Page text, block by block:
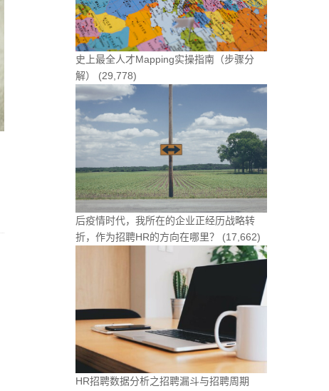
史上最全人才Mapping实操指南（步骤分
解）
(29,778)
后疫情时代，我所在的企业正经历战略转
折，作为招聘HR的方向在哪里？
(17,662)
HR招聘数据分析之招聘漏斗与招聘周期